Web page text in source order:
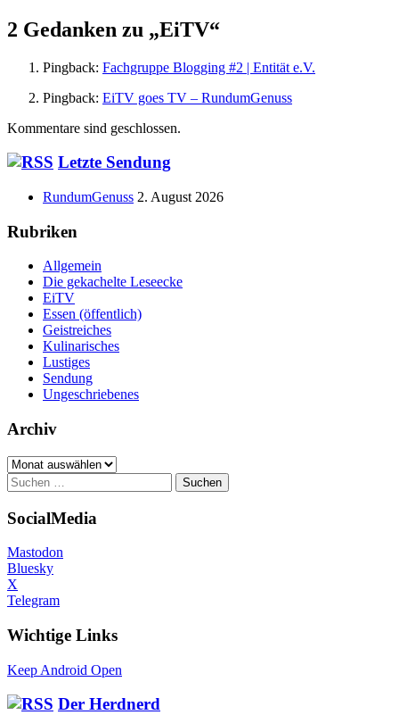
2 Gedanken zu „EiTV“
Pingback: Fachgruppe Blogging #2 | Entität e.V.
Pingback: EiTV goes TV – RundumGenuss
Kommentare sind geschlossen.
Haupt-
Seitenleiste
Letzte Sendung
RundumGenuss 2. August 2026
Rubriken
Allgemein
Die gekachelte Leseecke
EiTV
Essen (öffentlich)
Geistreiches
Kulinarisches
Lustiges
Sendung
Ungeschriebenes
Archiv
Archiv
Suchen
nach:
SocialMedia
Mastodon
Bluesky
X
Telegram
Wichtige Links
Keep Android Open
Der Herdnerd